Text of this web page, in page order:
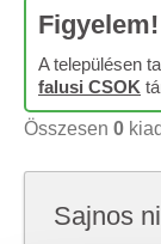
Figyelem!
A településen
falusi CSOK
Összesen 0
Sajnos